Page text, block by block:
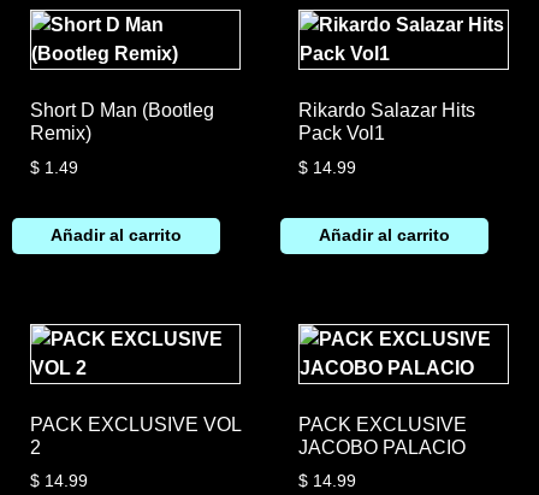
Short D Man (Bootleg
Remix)
$ 1.49
Añadir al carrito
Rikardo Salazar Hits
Pack Vol1
$14.99
Añadir al carrito
PACK EXCLUSIVE VOL
2
$ 14.99
PACK EXCLUSIVE
JACOBO PALACIO
$14.99